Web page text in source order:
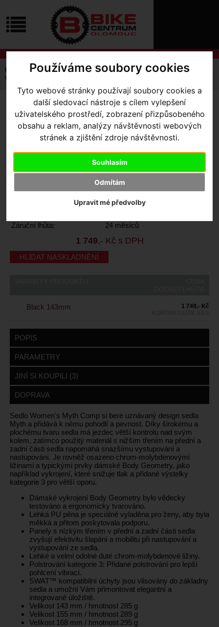
Používáme soubory cookies
Tyto webové stránky používají soubory cookies a
další sledovací nástroje s cílem vylepšení
uživatelského prostředí, zobrazení přizpůsobeného
obsahu a reklam, analýzy návštěvnosti webových
stránek a zjištění zdroje návštěvnosti.
Souhlasím
Odmítám
Upravit mé předvolby
O
REGISTRACE
ZTRATILI
Úvodní strana Komponenty Sedla
Dámské
Women's Myth Comp
WOMEN'S MYTH COMP-
Black 143mm
Specialized
Ne
Záruční lhůta:
24 měsíců
1 749,- Kč s DPH
HLÍDAT NASKLADNĚNÍ
Black 143mm
1 749,- Kč
POPIS
PARAMETRY
JINÍ SI KOUPILI (3)
DOPRAVA
Sedlo Women's Myth Comp si bere uznávaný design sedla
Myth a přidává k němu pohodlí a pevnost. Díky širokému a
plochému tvaru sedla má jezdec větší kontrolu nad svým
kolem, zatímco použitý materiál s nižším třením na přední a
zadní části sedla napomáhá snazšímu vystupování a
nastupování. Je rovněž osazeno chrom-molybdenovými
ližinami a typickými prvky dámské Body Geometry, jako
například vykrojení, které snižuje tlak a přidané výstelky
kategorie 3 pro větší oporu.
Dámské vykrojení Body Geometry bylo vědecky
testováno a ergonomicky tvarováno.
Lehká PU pěna je speciálně vyladěna pro ženy, aby byla
měkká a přitom poskytovala podporu.
Panely s nízkým třením v přední a zadní části sedla
zvyšují efektivitu šlapání a mobilitu při nastupování a
vystupování ze sedla.
Lehké a velmi odolné duté chrom-molybdenové ližiny.
Polstrování kategorie 3: Přidané polstrování pro lepší
pohlcení vibrací.
SWAT™ kompatibilní úchyty jsou vlisovány do základny
sedla a umožní Vám přimontovat elegantní a
integrované úložiště.
Velikost 143 mm / hmotnost 285 g
Velikost 155 mm / hmotnost 289 g
Velikost 168 mm / hmotnost 295 g